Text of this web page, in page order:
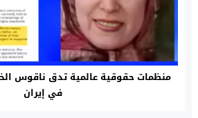
منظمات حقوقية عالمية تدق ناقوس
في إيران